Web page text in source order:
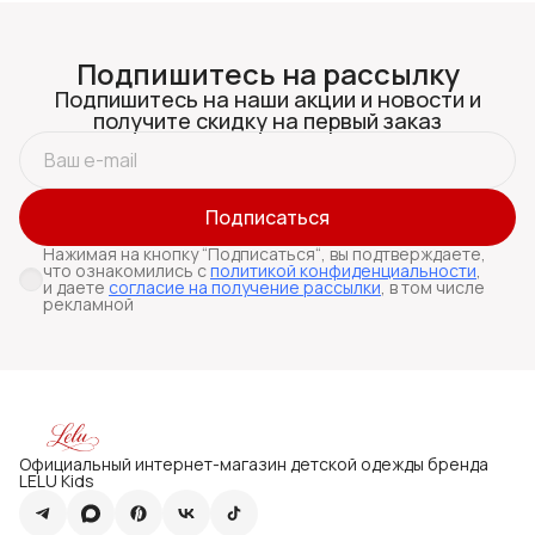
Подпишитесь на рассылку
Подпишитесь на наши акции и новости и
получите скидку на первый заказ
Подписаться
Нажимая на кнопку “Подписаться“, вы подтверждаете,
что ознакомились сполитикой конфиденциальности,
и даете согласие на получение рассылки, в том числе
рекламной
Официальный интернет-магазин детской одежды бренда
LELU Kids